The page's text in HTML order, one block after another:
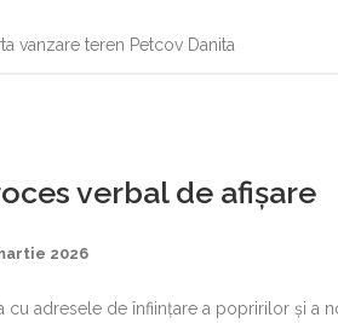
vanzare teren Petcov Danita
verbal de afișare
2026
cu adresele de înființare a popririlor și a